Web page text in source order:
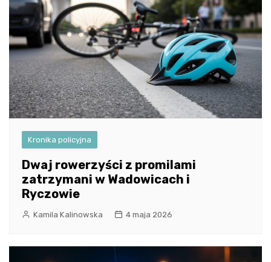
Kronika policyjna
Dwaj rowerzyści z promilami
zatrzymani w Wadowicach i
Ryczowie
Kamila Kalinowska 4 maja 2026